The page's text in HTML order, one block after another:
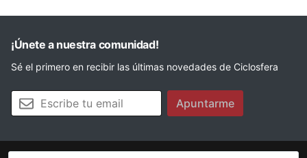
¡Únete a nuestra comunidad!
Sé el primero en recibir las últimas novedades de Ciclosfera
Tu email Apuntarme